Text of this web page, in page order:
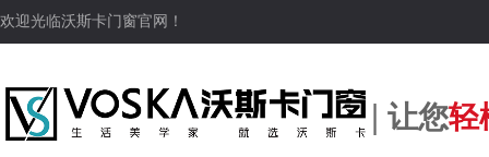
欢迎光临沃斯卡门窗官网！
| 让您轻